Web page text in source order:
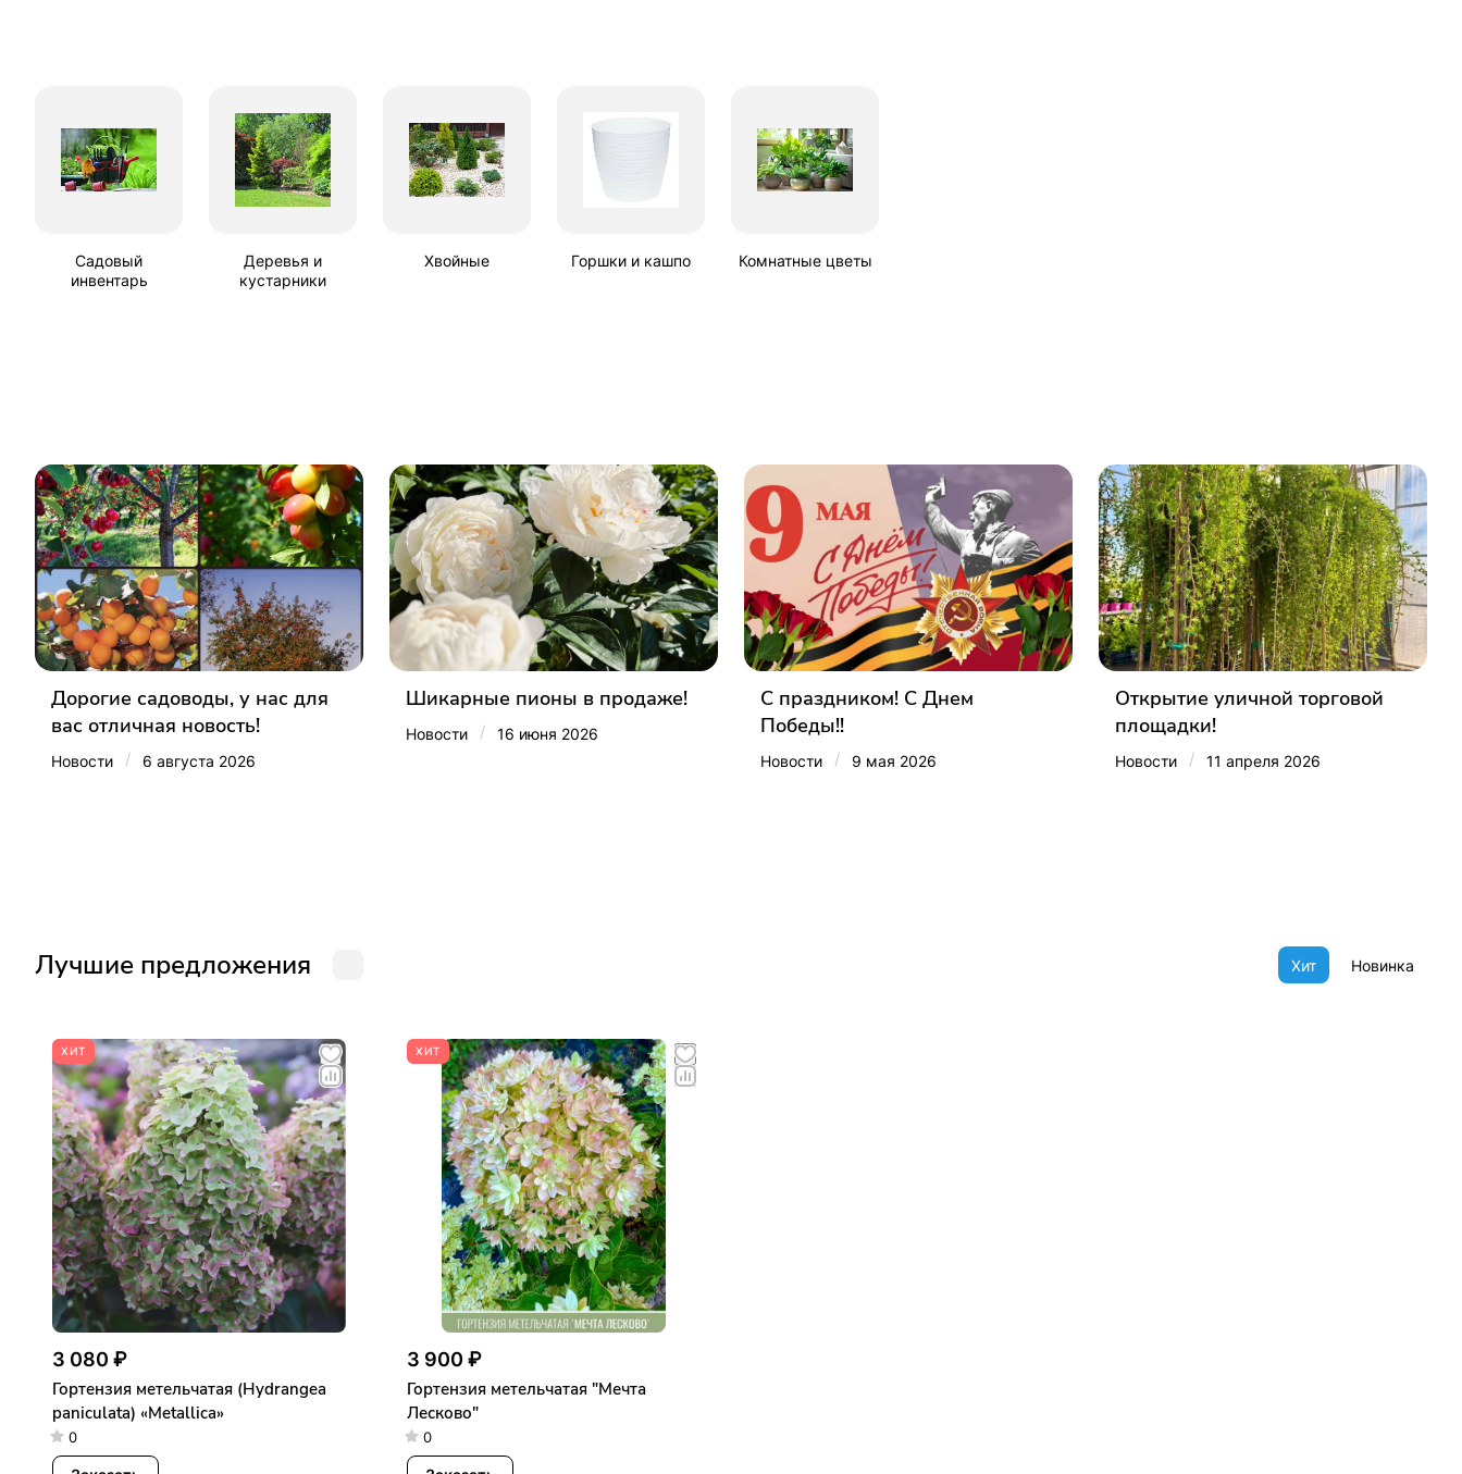
Садовый
инвентарь
Деревья и
кустарники
Хвойные Горшки и кашпо Комнатные цветы
Дорогие садоводы, у нас для
вас отличная новость!
Новости / 6 августа 2026
Шикарные пионы в продаже!
Новости / 16 июня 2026
С праздником! С Днем
Победы!!
Новости / 9 мая 2026
Открытие уличной торговой
площадки!
Новости / 11 апреля 2026
Лучшие предложения Хит Новинка
ХИТ
3 080 ₽
Гортензия метельчатая (Hydrangea
paniculata) «Metallica»
0
ХИТ
3 900 ₽
Гортензия метельчатая "Мечта
Лесково"
0